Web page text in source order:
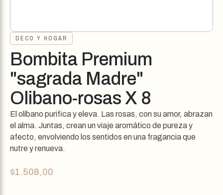
DECO Y HOGAR
Bombita Premium
"sagrada Madre"
Olibano-rosas X 8
El olíbano purifica y eleva. Las rosas, con su amor, abrazan
el alma. Juntas, crean un viaje aromático de pureza y
afecto, envolviendo los sentidos en una fragancia que
nutre y renueva.
$1.508,00